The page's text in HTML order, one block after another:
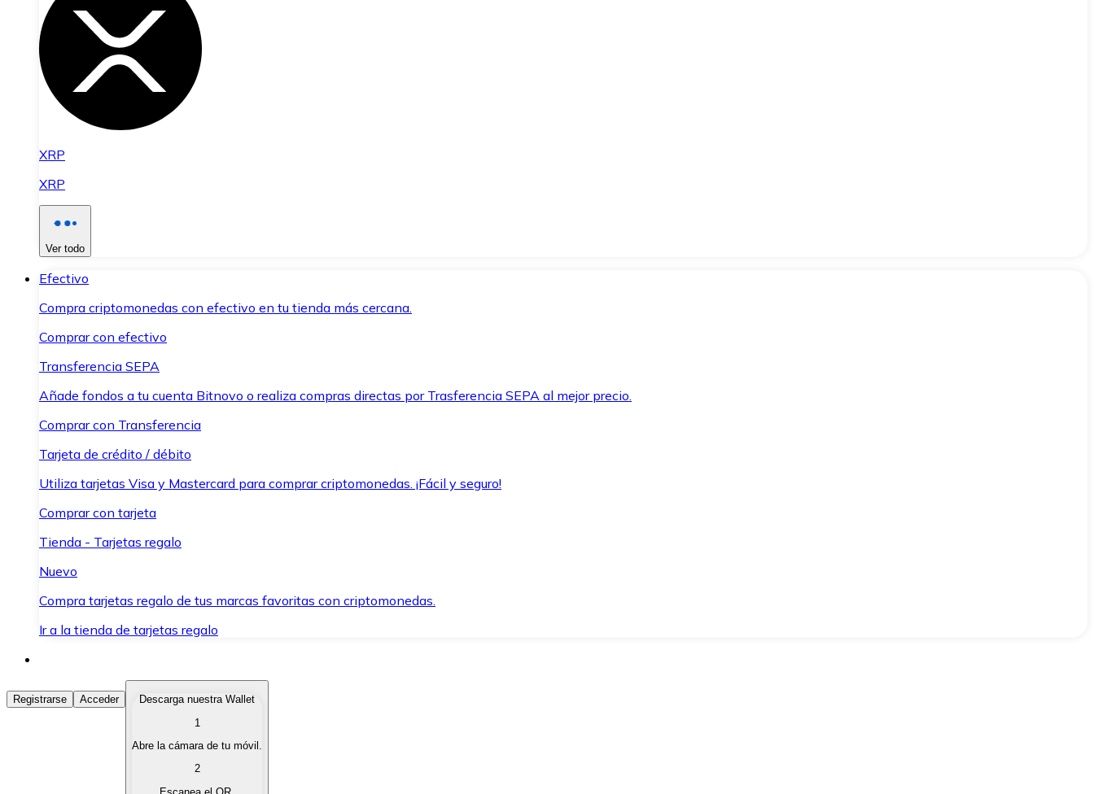
XRP
XRP
Ver todo
Efectivo
Compra criptomonedas con efectivo en tu tienda más cercana.
Comprar con efectivo
Transferencia SEPA
Añade fondos a tu cuenta Bitnovo o realiza compras directas por Trasferencia SEPA al mejor precio.
Comprar con Transferencia
Tarjeta de crédito / débito
Utiliza tarjetas Visa y Mastercard para comprar criptomonedas. ¡Fácil y seguro!
Comprar con tarjeta
Tienda - Tarjetas regalo
Nuevo
Compra tarjetas regalo de tus marcas favoritas con criptomonedas.
Ir a la tienda de tarjetas regalo
Comprar Criptomonedas
Compra criptomonedas con diferentes métodos de pago.
Vende tus criptomonedas de forma rápida y segura.
Registrarse Acceder
Descarga nuestra Wallet
1
Abre la cámara de tu móvil.
2